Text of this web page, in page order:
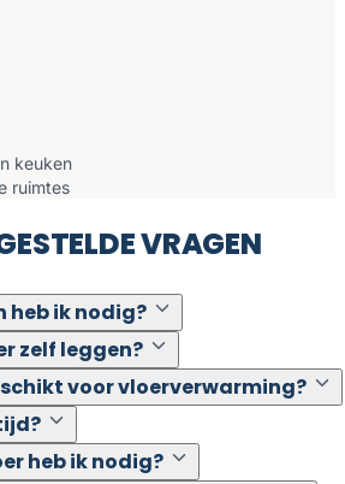
keuken
ruimtes
VRAGEN
heb ik nodig?
zelf leggen?
voor vloerverwarming?
heb ik nodig?